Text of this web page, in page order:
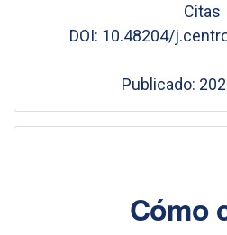
Citas
DOI: 10.48204/
Publicado:
Cómo